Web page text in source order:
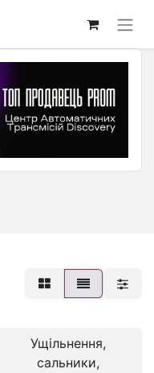
Ущільнення,
сальники,